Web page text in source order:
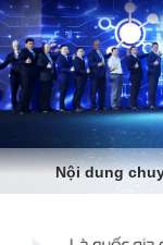
Nội dung